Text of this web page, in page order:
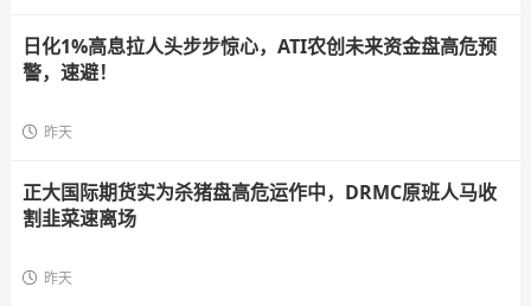
日化1%高息拉人头步步惊心，ATI农创未来资金盘高危预
警，速避！
昨天
正大国际期货实为杀猪盘高危运作中，DRMC原班人马收
割韭菜速离场
昨天